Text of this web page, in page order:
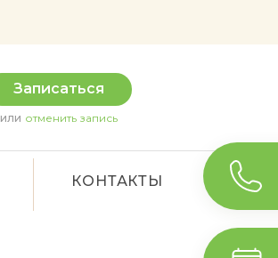
Записаться
или отменить запись
КОНТАКТЫ